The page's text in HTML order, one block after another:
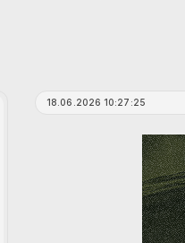
18.06.2026 10:27:25